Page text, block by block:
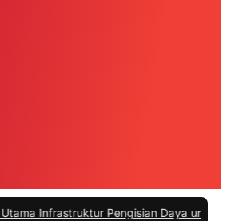
Pengisian Daya untuk Mobil